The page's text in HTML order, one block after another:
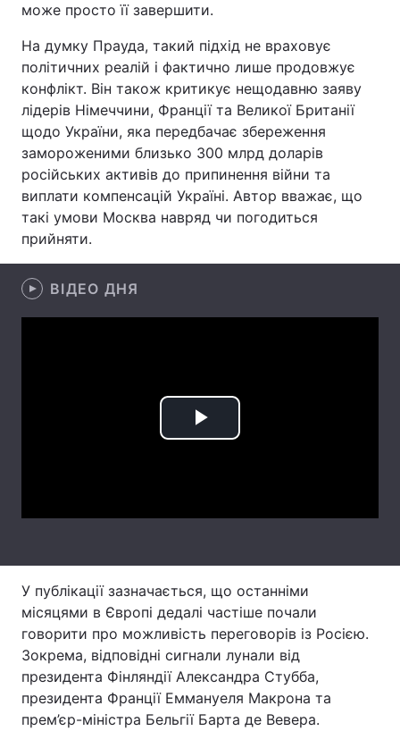
Відео з Youtube
Інтерв'ю Думки
Архів Вакансії
Контакти
Послуги
може просто її завершити.
На думку Прауда, такий підхід не враховує
політичних реалій і фактично лише продовжує
конфлікт. Він також критикує нещодавню заяву
лідерів Німеччини, Франції та Великої Британії
щодо України, яка передбачає збереження
замороженими близько 300 млрд доларів
російських активів до припинення війни та
виплати компенсацій Україні. Автор вважає, що
такі умови Москва навряд чи погодиться
прийняти.
ВІДЕО ДНЯ
Play
У публікації зазначається, що останніми
місяцями в Європі дедалі частіше почали
говорити про можливість переговорів із Росією.
Зокрема, відповідні сигнали лунали від
президента Фінляндії Александра Стубба,
президента Франції Еммануеля Макрона та
прем’єр-міністра Бельгії Барта де Вевера.